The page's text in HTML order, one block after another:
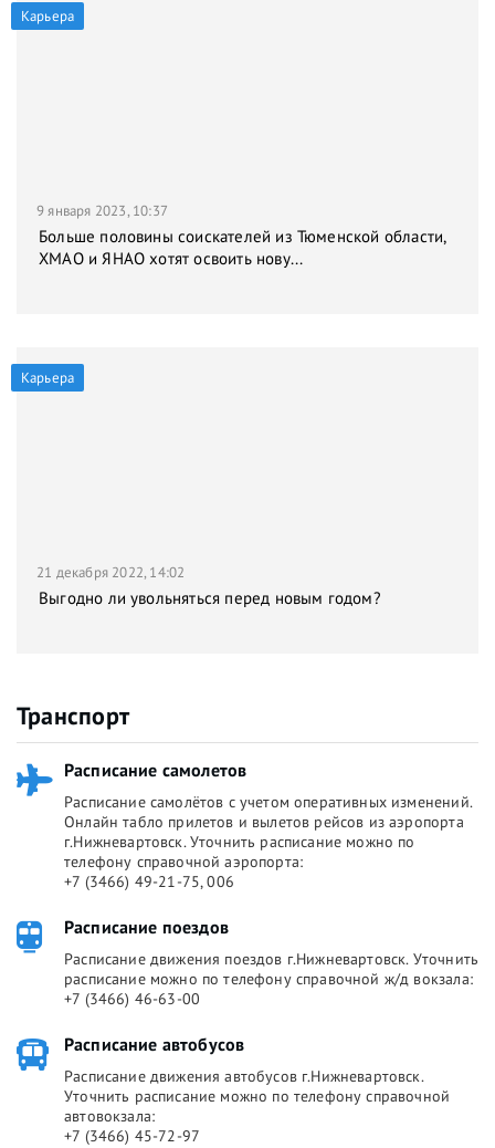
Карьера
9 января 2023, 10:37
Больше половины соискателей из Тюменской области,
ХМАО и ЯНАО хотят освоить нову...
Карьера
21 декабря 2022, 14:02
Выгодно ли увольняться перед новым годом?
Транспорт
Расписание самолетов
Расписание самолётов с учетом оперативных изменений.
Онлайн табло прилетов и вылетов рейсов из аэропорта
г.Нижневартовск. Уточнить расписание можно по
телефону справочной аэропорта:
+7 (3466) 49-21-75, 006
Расписание поездов
Расписание движения поездов г.Нижневартовск. Уточнить
расписание можно по телефону справочной ж/д вокзала:
+7 (3466) 46-63-00
Расписание автобусов
Расписание движения автобусов г.Нижневартовск.
Уточнить расписание можно по телефону справочной
автовокзала:
+7 (3466) 45-72-97